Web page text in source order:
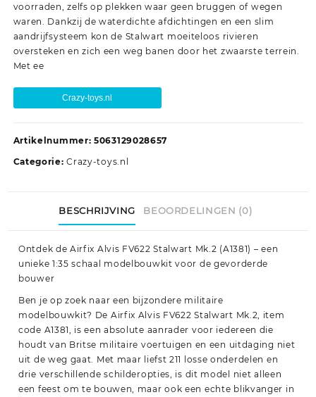
voorraden, zelfs op plekken waar geen bruggen of wegen
waren. Dankzij de waterdichte afdichtingen en een slim
aandrijfsysteem kon de Stalwart moeiteloos rivieren
oversteken en zich een weg banen door het zwaarste terrein.
Met ee
Crazy-toys.nl
Artikelnummer: 5063129028657
Categorie:Crazy-toys.nl
BESCHRIJVING BEOORDELINGEN (0)
Ontdek de Airfix Alvis FV622 Stalwart Mk.2 (A1381) – een
unieke 1:35 schaal modelbouwkit voor de gevorderde
bouwer
Ben je op zoek naar een bijzondere militaire
modelbouwkit? De Airfix Alvis FV622 Stalwart Mk.2, item
code A1381, is een absolute aanrader voor iedereen die
houdt van Britse militaire voertuigen en een uitdaging niet
uit de weg gaat. Met maar liefst 211 losse onderdelen en
drie verschillende schilderopties, is dit model niet alleen
een feest om te bouwen, maar ook een echte blikvanger in